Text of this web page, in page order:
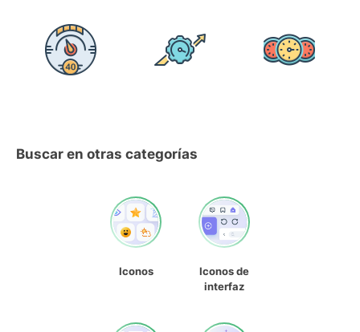
Buscar en otras categorías
Iconos
Iconos de
interfaz